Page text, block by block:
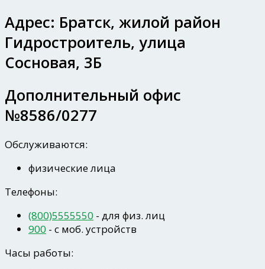
Адрес: Братск, жилой район
Гидростроитель, улица
Сосновая, 3Б
Дополнительный офис
№8586/0277
Обслуживаются:
физические лица
Телефоны:
(800)5555550 - для физ. лиц
900 - c моб. устройств
Часы работы: